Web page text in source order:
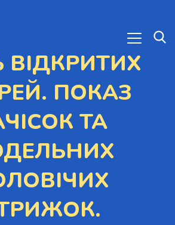
ВІДКРИТИХ
ПОКАЗ
ТА